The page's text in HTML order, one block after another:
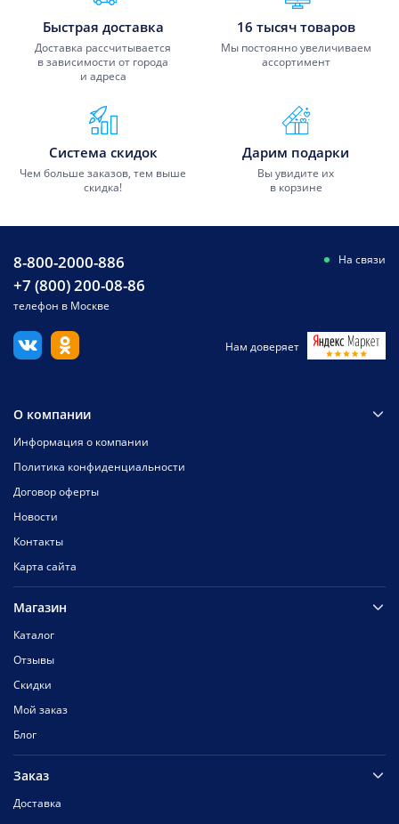
Быстрая доставка
Доставка рассчитывается
в зависимости от города
и адреса
16 тысяч товаров
Мы постоянно увеличиваем
ассортимент
Система скидок
Чем больше заказов, тем выше
скидка!
Дарим подарки
Вы увидите их
в корзине
8-800-2000-886
+7 (800) 200-08-86
телефон в Москве
На связи
Нам доверяет
О компании
Информация о компании
Политика конфиденциальности
Договор оферты
Новости
Контакты
Карта сайта
Магазин
Каталог
Отзывы
Скидки
Мой заказ
Блог
Заказ
Доставка